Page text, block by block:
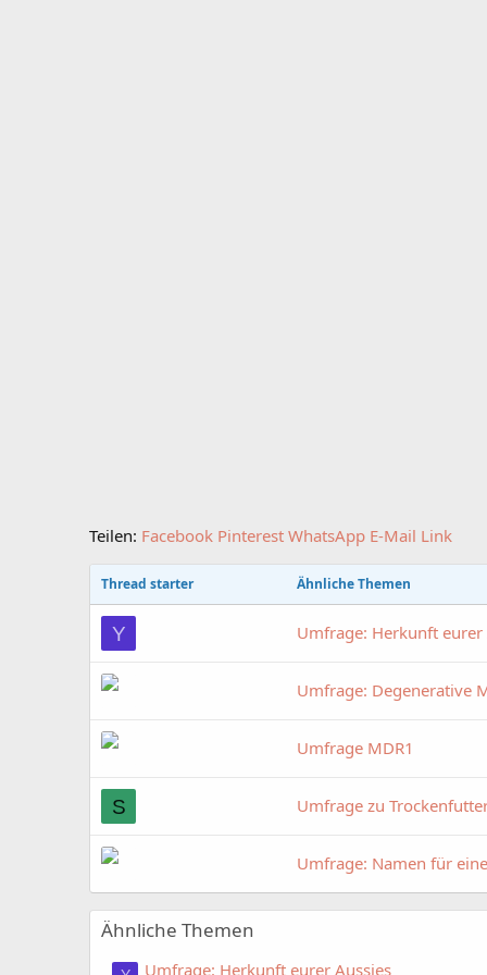
Teilen: Facebook Pinterest WhatsApp E-Mail Link
Thread starter Ähnliche Themen
Y Umfrage: Herkunft eurer
Umfrage: Degenerative
Umfrage MDR1
S Umfrage zu
Umfrage: Namen für
Ähnliche Themen
Umfrage: Herkunft eurer Aussies